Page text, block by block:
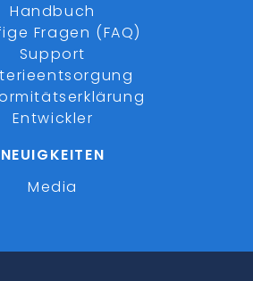
Handbuch
Fragen (FAQ)
Support
Entwickler
NEUIGKEITEN
Media